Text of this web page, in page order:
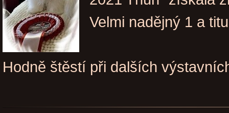
Velmi nadějný 1 a
Hodně štěstí při dalších